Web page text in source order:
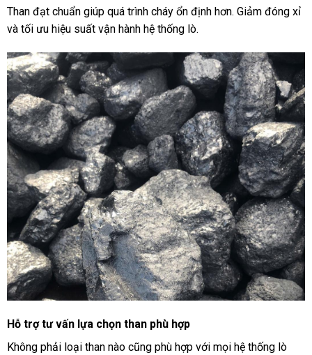
Than đạt chuẩn giúp quá trình cháy ổn định hơn. Giảm đóng xỉ
và tối ưu hiệu suất vận hành hệ thống lò.
Hỗ trợ tư vấn lựa chọn than phù hợp
Không phải loại than nào cũng phù hợp với mọi hệ thống lò